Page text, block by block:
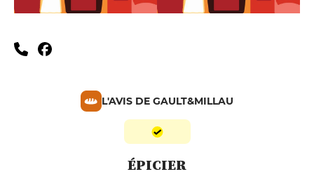
L'AVIS DE GAULT&MILLAU
ÉPICIER